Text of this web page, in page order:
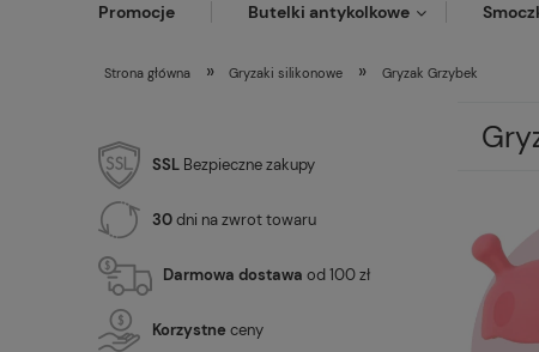
Promocje Butelki antykolkowe
Strona główna » Gryzaki silikonowe » Gryzak Grzybek
SSL Bezpieczne zakupy
30dni na zwrot towaru
Darmowa dostawa od 100 zł
Korzystne ceny